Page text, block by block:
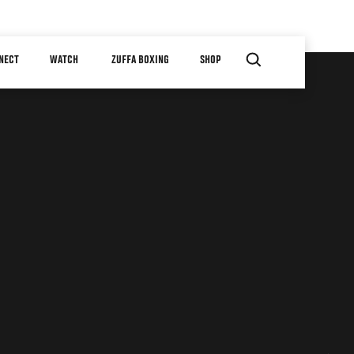
WATCH ZUFFA BOXING SHOP